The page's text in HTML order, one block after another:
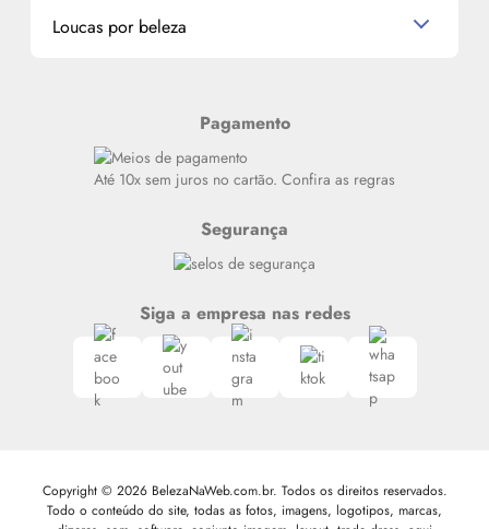
Miniaturas de Produtos de Cabelo
Meus endereços
Loucas por beleza
Siga nosso canal no Whatsapp
Pagamento
Até 10x sem juros no cartão. Confira as regras
Segurança
Siga a empresa nas redes
Copyright © 2026 BelezaNaWeb.com.br. Todos os direitos reservados.
Todo o conteúdo do site, todas as fotos, imagens, logotipos, marcas,